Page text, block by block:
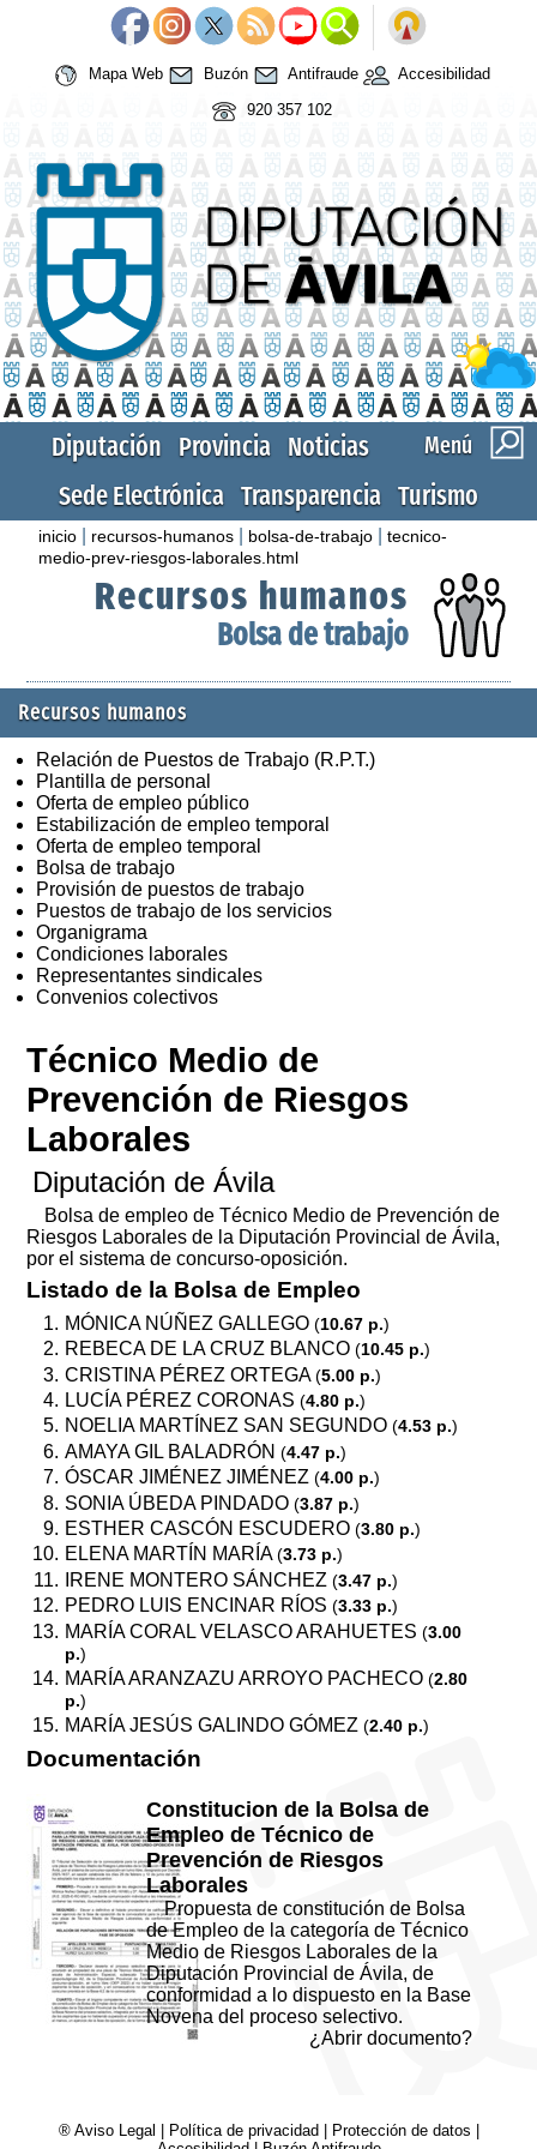
Mapa Web Buzón Antifraude
Accesibilidad
920 357 102
Menú
Diputación Provincia Noticias
Sede Electrónica Transparencia Turismo
inicio recursos-humanos bolsa-de-trabajo |tecnico-
medio-prev-riesgos-laborales.html
Recursos humanos
Bolsa de trabajo
Recursos humanos
Relación de Puestos de Trabajo (R.P.T.)
Plantilla de personal
Oferta de empleo público
Estabilización de empleo temporal
Oferta de empleo temporal
Bolsa de trabajo
Provisión de puestos de trabajo
Puestos de trabajo de los servicios
Organigrama
Condiciones laborales
Representantes sindicales
Convenios colectivos
Técnico Medio de
Prevención de Riesgos
Laborales
Diputación de Ávila
Bolsa de empleo de Técnico Medio de Prevención de
Riesgos Laborales de la Diputación Provincial de Ávila,
por el sistema de concurso-oposición.
Listado de la Bolsa de Empleo
MÓNICA NÚÑEZ GALLEGO(10.67 p.)
REBECA DE LA CRUZ BLANCO(10.45 p.)
CRISTINA PÉREZ ORTEGA(5.00 p.)
LUCÍA PÉREZ CORONAS(4.80 p.)
NOELIA MARTÍNEZ SAN SEGUNDO(4.53 p.)
AMAYA GIL BALADRÓN(4.47 p.)
ÓSCAR JIMÉNEZ JIMÉNEZ(4.00 p.)
SONIA ÚBEDA PINDADO(3.87 p.)
ESTHER CASCÓN ESCUDERO(3.80 p.)
ELENA MARTÍN MARÍA(3.73 p.)
IRENE MONTERO SÁNCHEZ(3.47 p.)
PEDRO LUIS ENCINAR RÍOS(3.33 p.)
MARÍA CORAL VELASCO ARAHUETES(3.00
p.)
MARÍA ARANZAZU ARROYO PACHECO(2.80
p.)
MARÍA JESÚS GALINDO GÓMEZ(2.40 p.)
Documentación
Constitucion de la Bolsa de
Empleo de Técnico de
Prevención de Riesgos
Laborales
Propuesta de constitución de Bolsa
de Empleo de la categoría de Técnico
Medio de Riesgos Laborales de la
Diputación Provincial de Ávila, de
conformidad a lo dispuesto en la Base
Novena del proceso selectivo.
¿Abrir documento?
® Aviso Legal Política de privacidad Protección de datos